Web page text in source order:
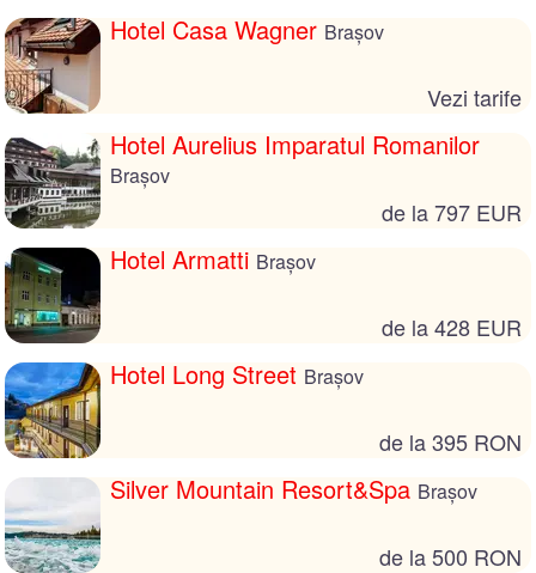
Hotel Casa Wagner Brașov
Vezi tarife
Hotel Aurelius Imparatul Romanilor
Brașov
de la 797 EUR
Hotel Armatti Brașov
de la 428 EUR
Hotel Long Street Brașov
de la 395 RON
Silver Mountain Resort&Spa Brașov
de la 500 RON